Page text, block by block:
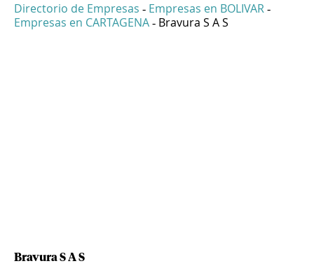
Directorio de Empresas - Empresas en BOLIVAR -
Empresas en CARTAGENA - Bravura S A S
Bravura S A S